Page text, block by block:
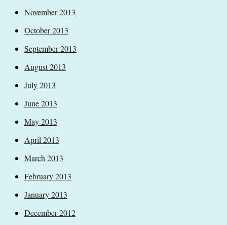
November 2013
October 2013
September 2013
August 2013
July 2013
June 2013
May 2013
April 2013
March 2013
February 2013
January 2013
December 2012